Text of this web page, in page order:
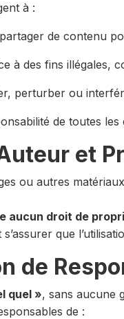
à :
de contenu
à des fins illégales,
perturber ou
de toutes
et
ou autres
aucun droit de
que
de
quel », sans aucune
de :